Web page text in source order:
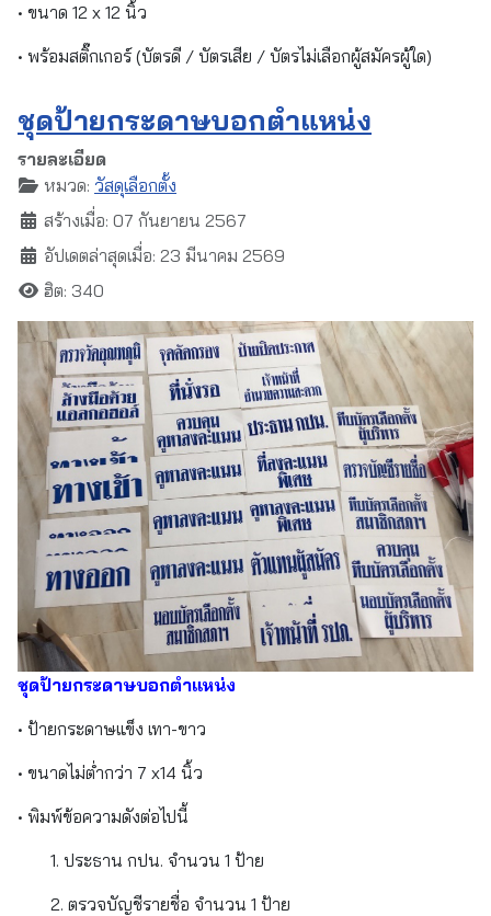
• ขนาด 12 x 12 นิ้ว
• พร้อมสติ๊กเกอร์ (บัตรดี / บัตรเสีย / บัตรไม่เลือกผู้สมัครผู้ใด)
ชุดป้ายกระดาษบอกตำแหน่ง
รายละเอียด
หมวด: วัสดุเลือกตั้ง
สร้างเมื่อ: 07 กันยายน 2567
อัปเดตล่าสุดเมื่อ: 23 มีนาคม 2569
ฮิต: 340
ชุดป้ายกระดาษบอกตำแหน่ง
• ป้ายกระดาษแข็ง เทา-ขาว
• ขนาดไม่ต่ำกว่า 7 x14 นิ้ว
• พิมพ์ข้อความดังต่อไปนี้
1. ประธาน กปน. จำนวน 1 ป้าย
2. ตรวจบัญชีรายชื่อ จำนวน 1 ป้าย